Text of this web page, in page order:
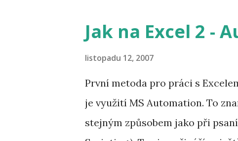
poskytuje metody pro správu
použiji v Hibernate SQLQuery
modelu a jejího ukládání pomocí
to table AUTH_LOG (Oracle
configured) * @param aName
remote address of request */
Jak na Excel 2 -
listopadu 12, 2007
První metoda pro práci s
je využití MS Automation. To
stejným způsobem jako při